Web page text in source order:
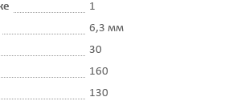
1
6,3 мм
30
160
130